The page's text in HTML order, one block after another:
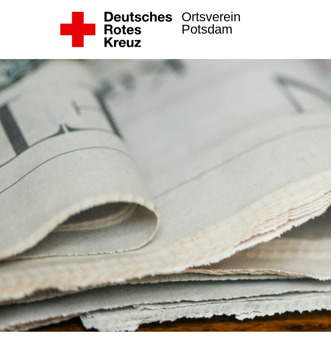
Ortsverein
Potsdam